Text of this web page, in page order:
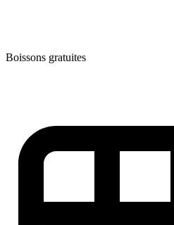
Boissons gratuites